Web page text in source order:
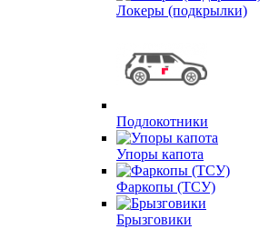
Локеры (подкрылки)
Подлокотники
Упоры капота
Фаркопы (ТСУ)
Брызговики